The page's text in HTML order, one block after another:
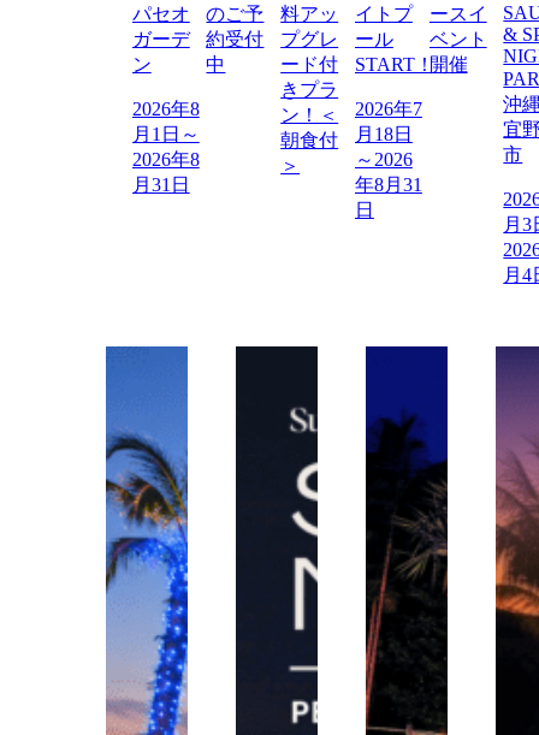
パセオ
ガーデ
ン
2026年8
月1日～
2026年8
月31日
のご予
約受付
中
料アッ
プグレ
ード付
きプラ
ン！＜
朝食付
＞
イトプ
ール
START！
2026年7
月18日
～2026
年8月31
日
ースイ
ベント
開催
&
沖
宜
市
月3
月4